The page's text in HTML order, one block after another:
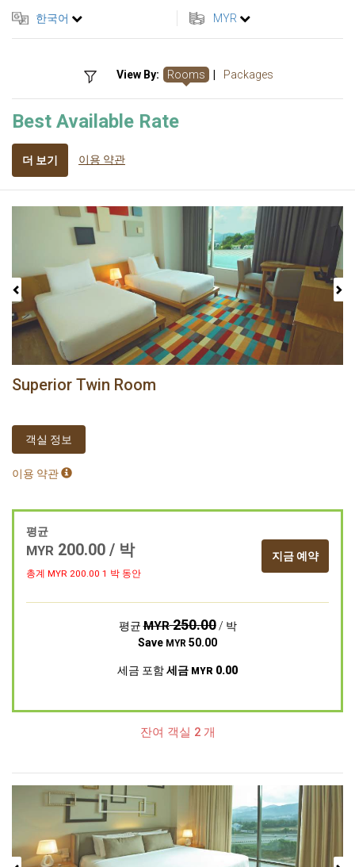
한국어 MYR
View By: Rooms Packages
Best Available Rate
더 보기 이용 약관
Previous Next
Superior Twin Room
객실 정보
이용 약관
평균
MYR 200.00 / 박
총계 MYR 200.00 1 박 동안
지금 예약
평균MYR250.00/ 박
Save MYR 50.00
세금 포함세금 MYR 0.00
잔여 객실 2 개
Previous Next